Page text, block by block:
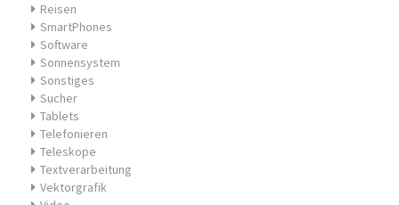
Reisen
SmartPhones
Software
Sonnensystem
Sonstiges
Sucher
Tablets
Telefonieren
Teleskope
Textverarbeitung
Vektorgrafik